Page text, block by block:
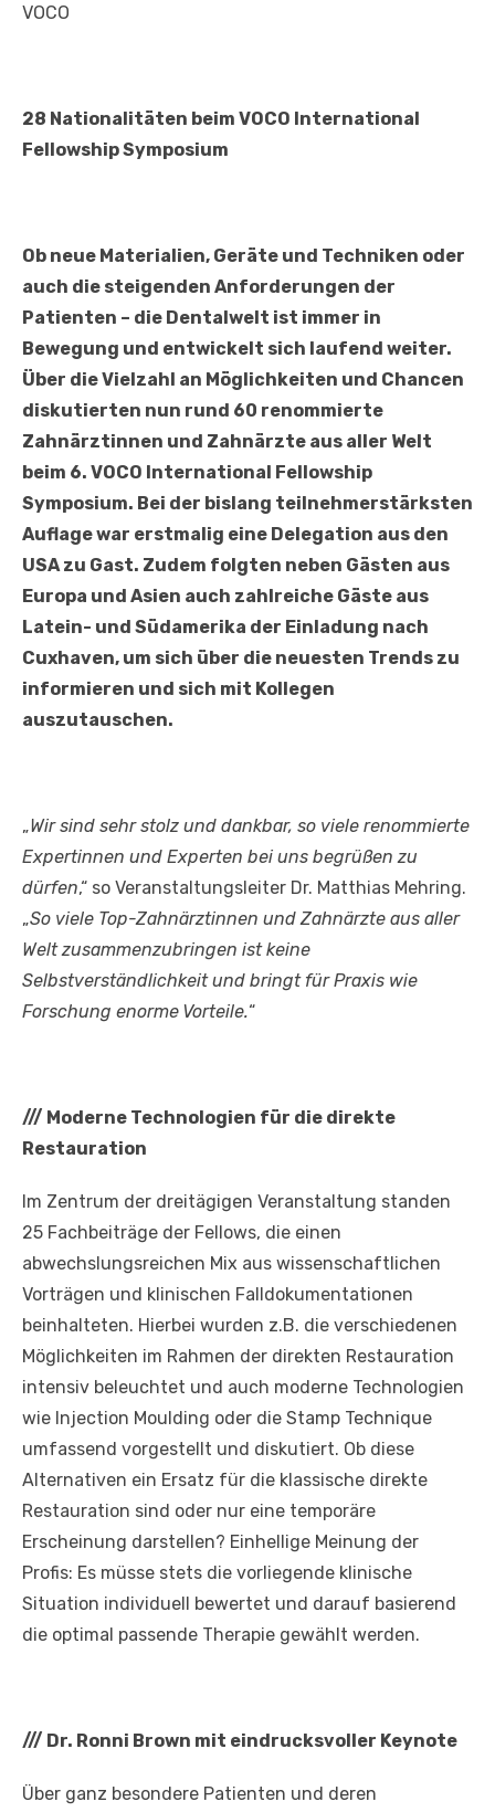
VOCO
28 Nationalitäten beim VOCO International
Fellowship Symposium
Ob neue Materialien, Geräte und Techniken oder
auch die steigenden Anforderungen der
Patienten – die Dentalwelt ist immer in
Bewegung und entwickelt sich laufend weiter.
Über die Vielzahl an Möglichkeiten und Chancen
diskutierten nun rund 60 renommierte
Zahnärztinnen und Zahnärzte aus aller Welt
beim 6. VOCO International Fellowship
Symposium. Bei der bislang teilnehmerstärksten
Auflage war erstmalig eine Delegation aus den
USA zu Gast. Zudem folgten neben Gästen aus
Europa und Asien auch zahlreiche Gäste aus
Latein- und Südamerika der Einladung nach
Cuxhaven, um sich über die neuesten Trends zu
informieren und sich mit Kollegen
auszutauschen.
„Wir sind sehr stolz und dankbar, so viele renommierte
Expertinnen und Experten bei uns begrüßen zu
dürfen,“ so Veranstaltungsleiter Dr. Matthias Mehring.
„So viele Top-Zahnärztinnen und Zahnärzte aus aller
Welt zusammenzubringen ist keine
Selbstverständlichkeit und bringt für Praxis wie
Forschung enorme Vorteile.“
/// Moderne Technologien für die direkte
Restauration
Im Zentrum der dreitägigen Veranstaltung standen
25 Fachbeiträge der Fellows, die einen
abwechslungsreichen Mix aus wissenschaftlichen
Vorträgen und klinischen Falldokumentationen
beinhalteten. Hierbei wurden z.B. die verschiedenen
Möglichkeiten im Rahmen der direkten Restauration
intensiv beleuchtet und auch moderne Technologien
wie Injection Moulding oder die Stamp Technique
umfassend vorgestellt und diskutiert. Ob diese
Alternativen ein Ersatz für die klassische direkte
Restauration sind oder nur eine temporäre
Erscheinung darstellen? Einhellige Meinung der
Profis: Es müsse stets die vorliegende klinische
Situation individuell bewertet und darauf basierend
die optimal passende Therapie gewählt werden.
/// Dr. Ronni Brown mit eindrucksvoller Keynote
Über ganz besondere Patienten und deren